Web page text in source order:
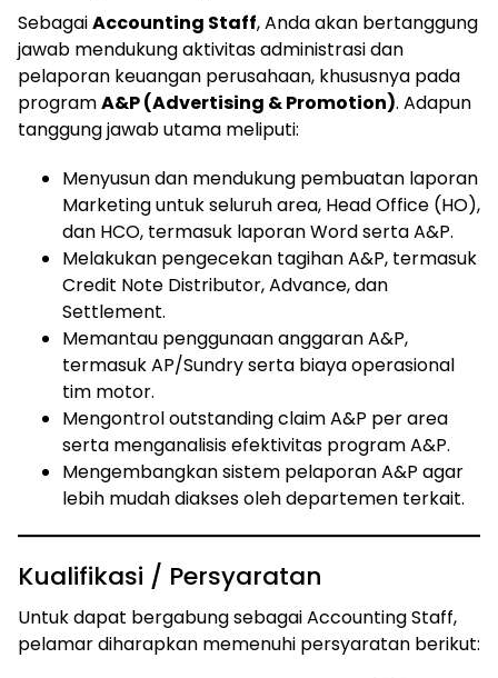
SebagaiAccounting Staff, Anda akan bertanggung
jawab mendukung aktivitas administrasi dan
pelaporan keuangan perusahaan, khususnya pada
programA&P (Advertising & Promotion). Adapun
tanggung jawab utama meliputi:
Menyusun dan mendukung pembuatan laporan
Marketing untuk seluruh area, Head Office (HO),
dan HCO, termasuk laporan Word serta A&P.
Melakukan pengecekan tagihan A&P, termasuk
Credit Note Distributor, Advance, dan
Settlement.
Memantau penggunaan anggaran A&P,
termasuk AP/Sundry serta biaya operasional
tim motor.
Mengontrol outstanding claim A&P per area
serta menganalisis efektivitas program A&P.
Mengembangkan sistem pelaporan A&P agar
lebih mudah diakses oleh departemen terkait.
Kualifikasi / Persyaratan
Untuk dapat bergabung sebagai Accounting Staff,
pelamar diharapkan memenuhi persyaratan berikut: